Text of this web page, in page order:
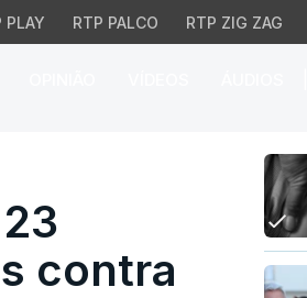
PLAY RTP PALCO RTP ZIG ZAG
meses
contra